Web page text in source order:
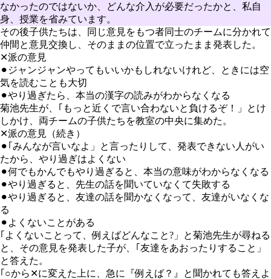
なかったのではないか、どんな介入が必要だったかと、私自
身、授業を省みています。
その後子供たちは、同じ意見をもつ者同士のチームに分かれて
仲間と意見交換し、そのままの位置で立ったまま発表した。
✕派の意見
⚫︎ ジャンジャンやってもいいかもしれないけれど、ときには空
気を読むことも大切
⚫︎やり過ぎたら、本当の漢字の読みがわからなくなる
菊池先生が、｢もっと近くで言い合わないと負けるぞ！」とけ
しかけ、両チームの子供たちを教室の中央に集めた。
✕派の意見（続き）
⚫︎ ｢みんなが言いなよ」と言ったりして、発表できない人がい
たから、やり過ぎはよくない
⚫︎何でもかんでもやり過ぎると、本当の意味がわからなくなる
⚫︎やり過ぎると、先生の話を聞いていなくて失敗する
⚫︎やり過ぎると、友達の話を聞かなくなって、友達がいなくな
る
⚫︎ よくないことがある
｢よくないことって、例えばどんなこと?」と菊池先生が尋ねる
と、その意見を発表した子が、｢友達をあおったりすること」
と答えた。
｢○から✕に変えた上に、急に『例えば？』と聞かれても答えよ